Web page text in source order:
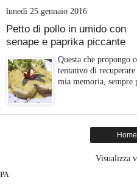
lunedì 25 gennaio 2016
Petto di pollo in umido con
senape e paprika piccante
Questa che propongo
tentativo di
mia memoria, sempre
Visualizza
PA